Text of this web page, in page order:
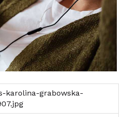
karolina-grabowska-